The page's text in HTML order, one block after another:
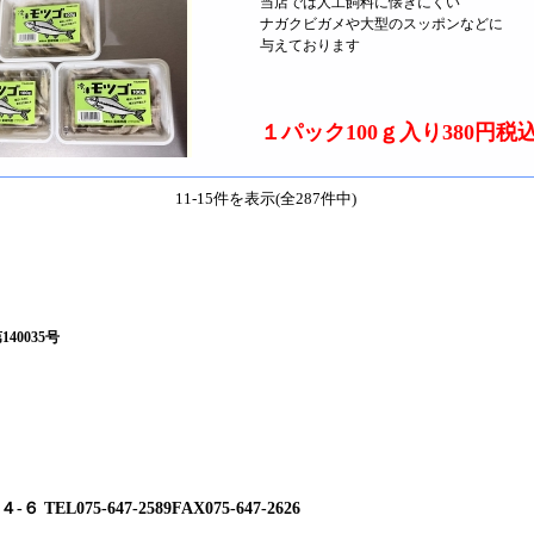
ナガクビガメや大型のスッポンなどに
与えております
１パック100ｇ入り380円税
11-15件を表示(全287件中)
号
TEL075-647-2589FAX075-647-2626